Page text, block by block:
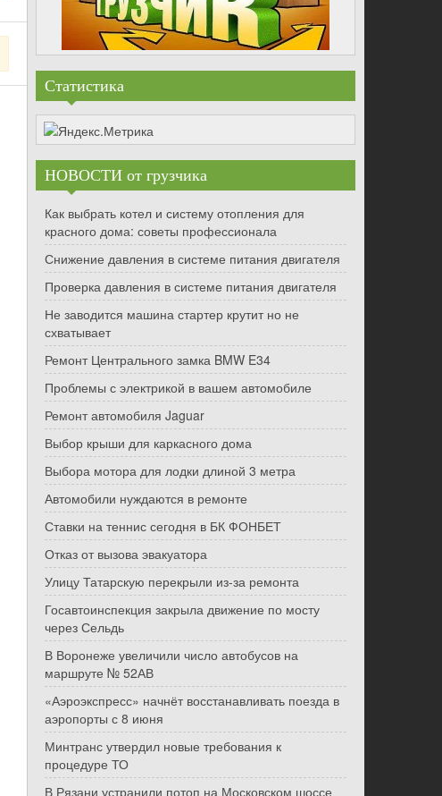
Статистика
НОВОСТИ от грузчика
Как выбрать котел и систему отопления для
красного дома: советы профессионала
Снижение давления в системе питания двигателя
Проверка давления в системе питания двигателя
Не заводится машина стартер крутит но не
схватывает
Ремонт Центрального замка BMW E34
Проблемы с электрикой в вашем автомобиле
Ремонт автомобиля Jaguar
Выбор крыши для каркасного дома
Выбора мотора для лодки длиной 3 метра
Автомобили нуждаются в ремонте
Ставки на теннис сегодня в БК ФОНБЕТ
Отказ от вызова эвакуатора
Улицу Татарскую перекрыли из-за ремонта
Госавтоинспекция закрыла движение по мосту
через Сельдь
В Воронеже увеличили число автобусов на
маршруте № 52АВ
«Аэроэкспресс» начнёт восстанавливать поезда в
аэропорты с 8 июня
Минтранс утвердил новые требования к
процедуре ТО
В Рязани устранили потоп на Московском шоссе